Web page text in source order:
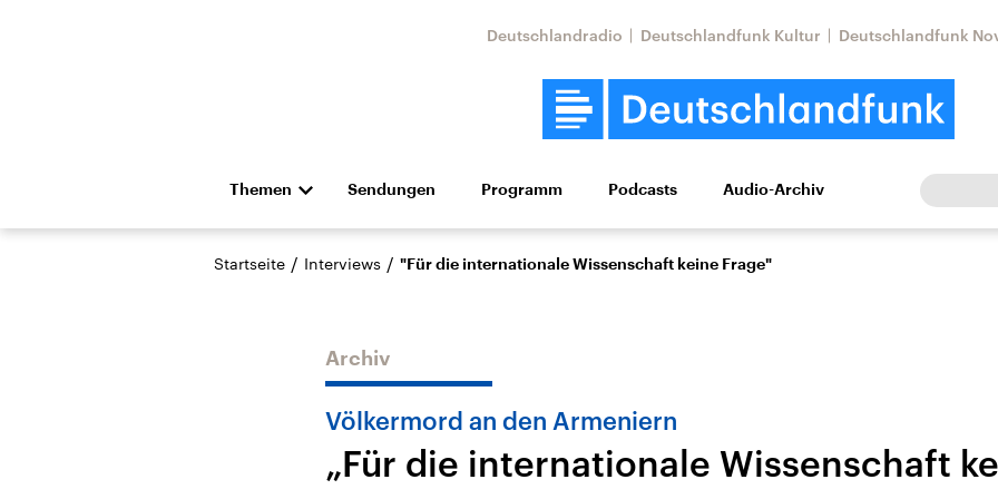
Deutschlandradio Deutschlandfunk Kultur Deutschlandfunk
Themen
Die Nachrichten Politik Wirtschaft Wissen Kultur Europa
Hörspiel und Feature Musik
Landtagswahl Sachsen-
Anhalt 2026
USA
Nahostkonflikt
Iran
Sendungen Programm Podcasts Audio-Archiv
Startseite / Interviews / "Für die internationale Wissenschaft keine Frage"
Archiv
Völkermord an den Armeniern
„Für die internationale Wissenschaft